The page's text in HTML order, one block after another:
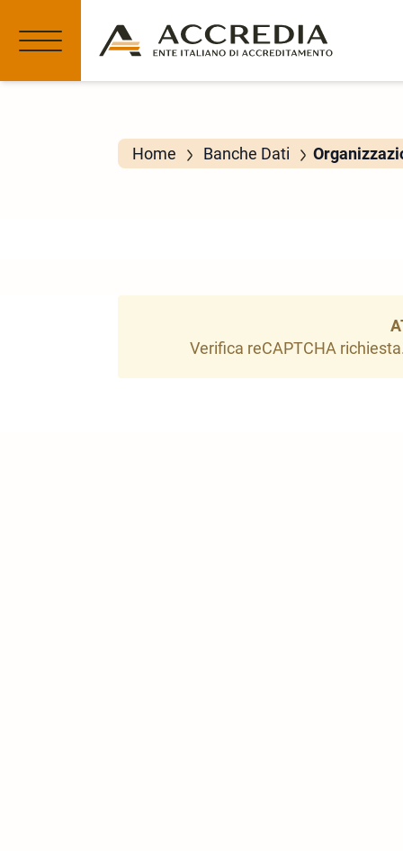
Home Banche Dati
Verifica reCAPTCHA